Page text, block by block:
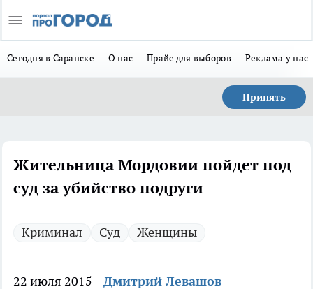
Сегодня в Саранске О нас Прайс для выборов Реклама у нас
Принять
Жительница Мордовии пойдет под
суд за убийство подруги
Криминал Суд Женщины
22 июля 2015 Дмитрий Левашов